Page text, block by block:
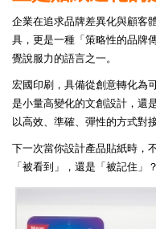
企業在追求品牌差異化與顧客
具，更是一種「策略性的品牌
覺說服力的語言之一。
宏國印刷，具備從創意轉化為
是小量高變化的文創設計，還
以高效、準確、彈性的方式對
下一次當你設計產品貼紙時，
「被看到」，還是「被記住」？